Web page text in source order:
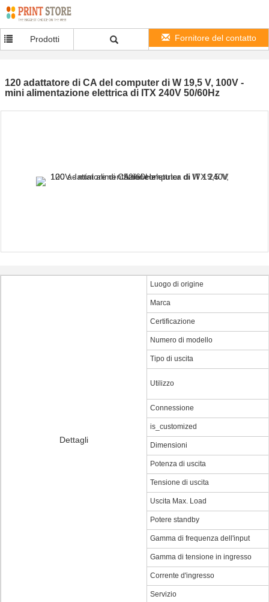
Prodotti Fornitore del contatto
120 adattatore di CA del computer di W 19,5 V, 100V -
mini alimentazione elettrica di ITX 240V 50/60Hz
Dettagli
Luogo di origine
Marca
Certificazione
Numero di modello
Tipo di uscita
Utilizzo
Connessione
is_customized
Dimensioni
Potenza di uscita
Tensione di uscita
Uscita Max. Load
Potere standby
Gamma di frequenza dell'input
Gamma di tensione in ingresso
Corrente d'ingresso
Servizio